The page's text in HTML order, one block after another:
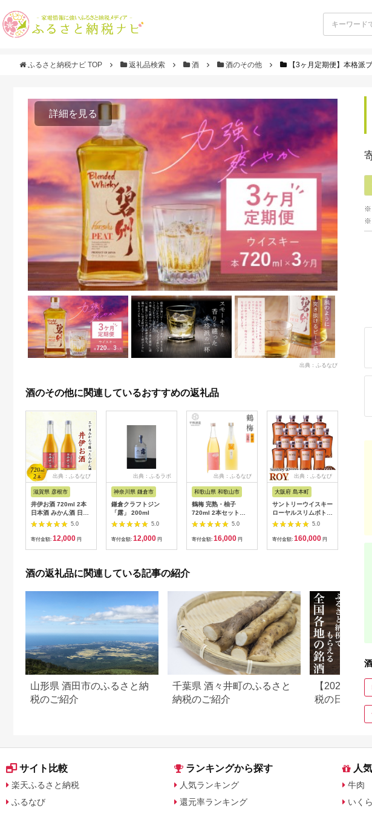
ふるさと納税ナビ TOP 返礼品検索 酒 酒のその他 【3ヶ月定期便】本格派
詳細を見る
出典：ふるなび
酒のその他に関連しているおすすめの返礼品
出典：ふるなび
滋賀県 彦根市
井伊お酒 720ml 2本
日本酒 みかん酒 日本
酒ベース
5.0
寄付金額: 12,000 円
出典：ふるラボ
神奈川県 鎌倉市
鎌倉クラフトジン
「露」 200ml
5.0
寄付金額: 12,000 円
出典：ふるなび
和歌山県 和歌山市
鶴梅 完熟・柚子
720ml 2本セット
［Hw8］
5.0
寄付金額: 16,000 円
出典：ふるなび
大阪府 島本町
サントリーウイスキー
ローヤルスリムボトル
660ml瓶 12本セッ
ト ／ 酒 お酒 山崎 山
崎蒸溜所 ウィスキー
ック ハイボール 水割
り お湯割り 万能
SUNTORY ROYAL サ
ントリー SUNTORY
アルコール度数 43％
43度 No.098
5.0
寄付金額: 160,000 円
出
和歌
チョ
本（
酒の返礼品に関連している記事の紹介
山形県 酒田市のふるさと納
税のご紹介
千葉県 酒々井町のふるさと
納税のご紹介
【2026年最
税の日本酒
ランキング
※
※
サイト比較
楽天ふるさと納税
ふるなび
ランキングから探す
人気ランキング
還元率ランキング
人
牛肉
いくら